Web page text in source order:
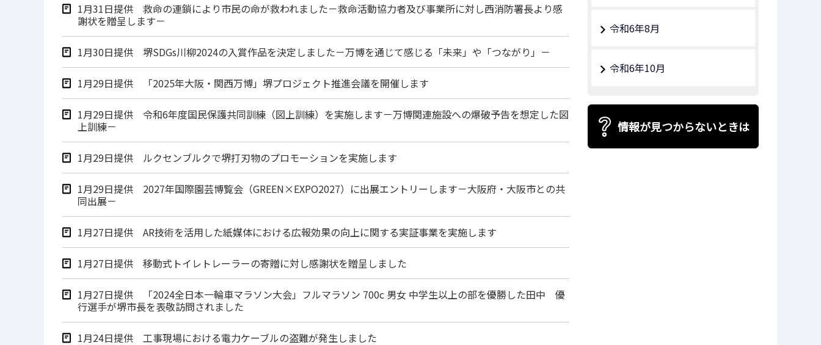
1月31日提供 救命の連鎖により市民の命が救われました－救命活動協力者及び事業所に対し西消防署長より感
謝状を贈呈します－
1月30日提供 堺SDGs川柳2024の入賞作品を決定しました－万博を通じて感じる「未来」や「つながり」－
1月29日提供 「2025年大阪・関西万博」堺プロジェクト推進会議を開催します
1月29日提供 令和6年度国民保護共同訓練（図上訓練）を実施します－万博関連施設への爆破予告を想定した図
上訓練－
1月29日提供 ルクセンブルクで堺打刃物のプロモーションを実施します
1月29日提供 2027年国際園芸博覧会（GREEN×EXPO2027）に出展エントリーします－大阪府・大阪市との共
同出展－
1月27日提供 AR技術を活用した紙媒体における広報効果の向上に関する実証事業を実施します
1月27日提供 移動式トイレトレーラーの寄贈に対し感謝状を贈呈しました
1月27日提供 「2024全日本一輪車マラソン大会」フルマラソン 700c 男女 中学生以上の部を優勝した田中 優
行選手が堺市長を表敬訪問されました
1月24日提供 工事現場における電力ケーブルの盗難が発生しました
令和6年8月
令和6年10月
情報が見つからないときは